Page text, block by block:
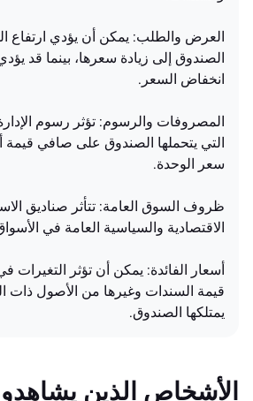
العرض والطلب: يمكن أن يؤدي
الصندوق إلى زيادة سعرها، بينما قد
انخفاض السعر.
المصروفات والرسوم: تؤثر رسوم
التي يتحملها الصندوق على صافي قيمة
سعر الوحدة.
ظروف السوق العامة: تتأثر صناديق
الاقتصادية والسياسية العامة في
أسعار الفائدة: يمكن أن تؤثر التغيرات
قيمة السندات وغيرها من الأصول ذات
يمتلكها الصندوق.
الأشخاص الذين